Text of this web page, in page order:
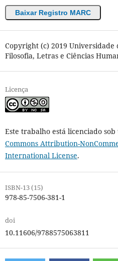
Baixar Registro MARC
Copyright (c) 2019 Universidade
Filosofia, Letras e Ciências
Licença
Este trabalho está licenciado sob
Commons Attribution-
International License.
ISBN-13 (15)
978-85-7506-381-1
doi
10.11606/9788575063811